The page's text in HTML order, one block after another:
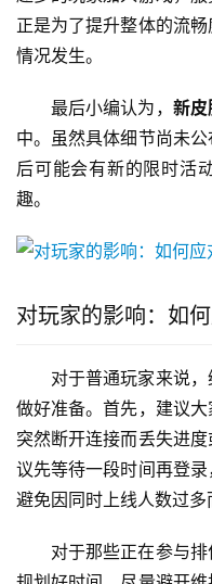
正是为了提升整体的流
情况发生。
最后小编认为， 新皮
中。虽然具体细节尚未
后可能会有新的限时活
趣。
对玩家的影响：如何
对于普通玩家来说
做好准备。首先，建议
突然断开连接而丢失进
议先等待一段时间再登录
避免因同时上线人数过多
对于那些正在参与